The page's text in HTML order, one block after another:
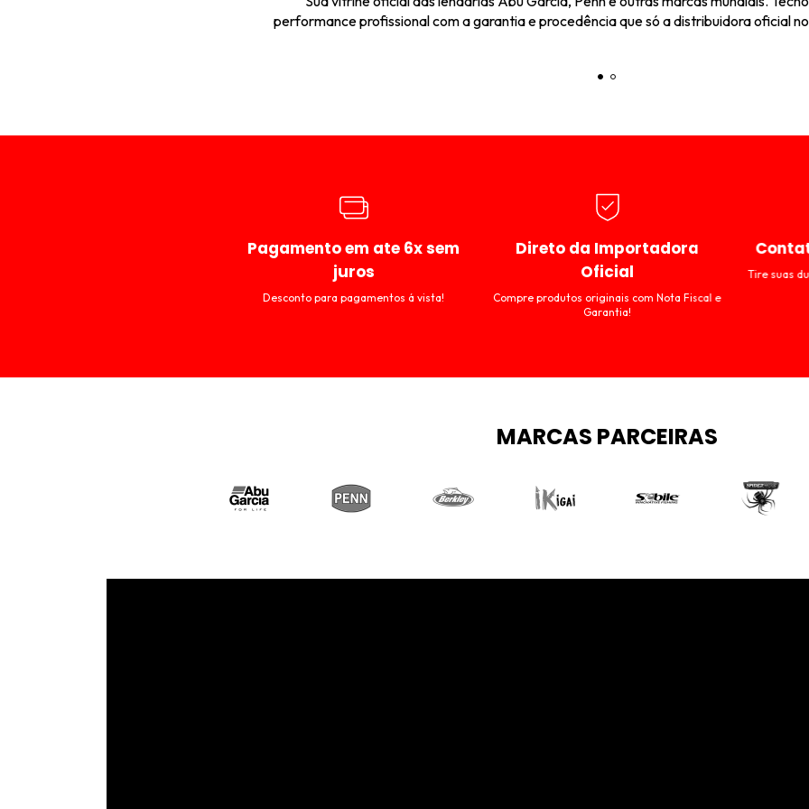
performance profissional com a garantia e procedência que só a distribuidora oficial
Pagamento em ate 6x sem
juros
Desconto para pagamentos á vista!
Direto da Importadora
Oficial
Compre produtos originais com Nota Fiscal e
Garantia!
Tire suas
MARCAS PARCEIRAS